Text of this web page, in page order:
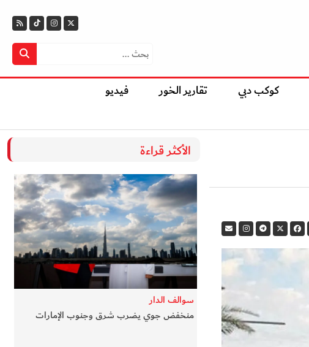
كوكب دبي تقارير الخور
فيديو
الأكثر قراءة
سوالف الدار
منخفض جوي يضرب شرق وجنوب الإمارات